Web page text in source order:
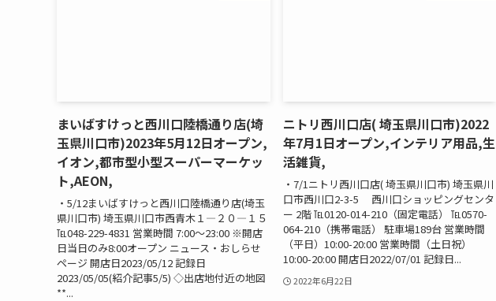
まいばすけっと西川口陸橋通り店(埼
玉県川口市)2023年5月12日オープン,
イオン,都市型小型スーパーマーケッ
ト,AEON,
・5/12まいばすけっと西川口陸橋通り店(埼玉
県川口市) 埼玉県川口市西青木１―２０―１５
℡048-229-4831 営業時間 7:00～23:00 ※開店
日当日のみ8:00オープン ニュース・おしらせ
ページ 開店日2023/05/12 記録日
2023/05/05(紹介記事5/5) ◇出店地付近の地図
**...
ニトリ西川口店( 埼玉県川口市)2022
年7月1日オープン,インテリア用品,生
活雑貨,
・7/1ニトリ西川口店( 埼玉県川口市) 埼玉県川
口市西川口2-3-5 西川口ショッピングセンタ
ー 2階 ℡0120-014-210（固定電話） ℡0570-
064-210（携帯電話） 駐車場189台 営業時間
（平日）10:00-20:00 営業時間（土日祝）
10:00-20:00 開店日2022/07/01 記録日...
2022年6月22日